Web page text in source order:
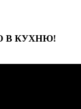
В КУХНЮ!